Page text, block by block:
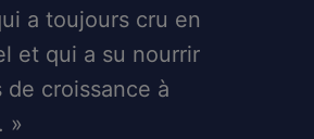
a toujours cru en
et qui a su nourrir
de croissance à
»